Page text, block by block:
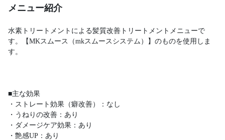
メニュー紹介
水素トリートメントによる髪質改善トリートメントメニューで
す。【MKスムース（mkスムースシステム）】のものを使用しま
す。
■主な効果
・ストレート効果（癖改善）：なし
・うねりの改善：あり
・ダメージケア効果：あり
・艶感UP：あり